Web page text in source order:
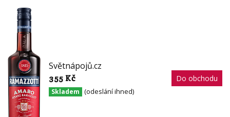
Světnápojů.cz
355 Kč
Skladem (odeslání ihned)
Do obchodu